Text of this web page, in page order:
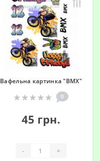
Вафельна картинка "BMX"
0
45 грн.
- +